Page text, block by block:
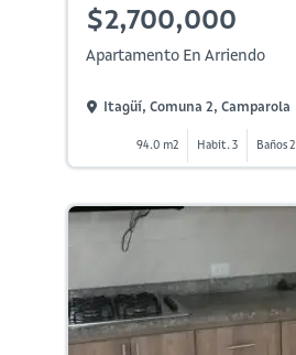
$2,700,000
Apartamento En Arriendo
Itagüí, Comuna 2, Camparola
94.0 m2 Habit. 3 Baños 2